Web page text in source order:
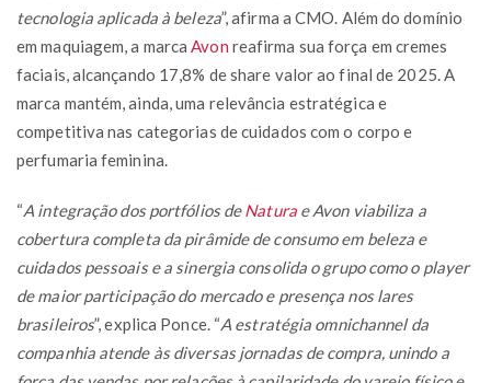
tecnologia aplicada à beleza”, afirma a CMO. Além do domínio
em maquiagem, a marca Avon reafirma sua força em cremes
faciais, alcançando 17,8% de share valor ao final de 2025. A
marca mantém, ainda, uma relevância estratégica e
competitiva nas categorias de cuidados com o corpo e
perfumaria feminina.
“A integração dos portfólios de Naturae Avon viabiliza a
cobertura completa da pirâmide de consumo em beleza e
cuidados pessoais e a sinergia consolida o grupo como o player
de maior participação do mercado e presença nos lares
brasileiros”, explica Ponce. “A estratégia omnichannel da
companhia atende às diversas jornadas de compra, unindo a